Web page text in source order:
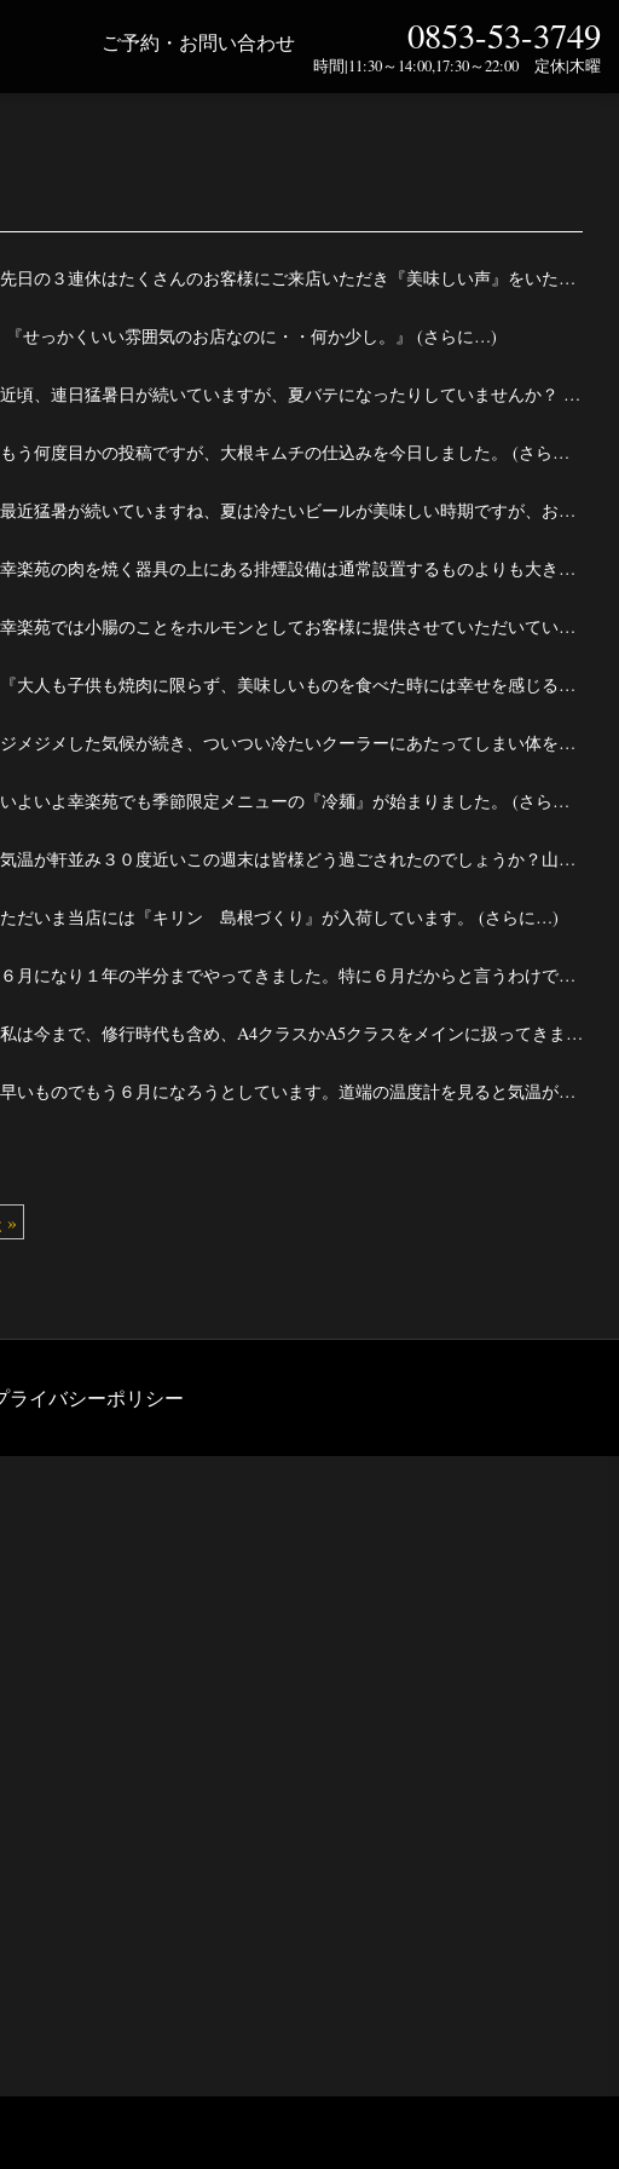
0853-53-3749
時間|11:30～14:00,17:30～22:00 定休|木曜
ご予約・お問い合わせ
先日の３連休はたくさんのお客様にご来店いただき『美味しい声』をいただきました。 (さらに…)
『せっかくいい雰囲気のお店なのに・・何か少し。』 (さらに…)
近頃、連日猛暑日が続いていますが、夏バテになったりしていませんか？ (さらに…)
もう何度目かの投稿ですが、大根キムチの仕込みを今日しました。 (さらに…)
最近猛暑が続いていますね、夏は冷たいビールが美味しい時期ですが、お隣韓国でもそれは一緒で冷たいビ...
幸楽苑の肉を焼く器具の上にある排煙設備は通常設置するものよりも大きいモーターを使用しています。 (...
幸楽苑では小腸のことをホルモンとしてお客様に提供させていただいています。 (さらに…)
『大人も子供も焼肉に限らず、美味しいものを食べた時には幸せを感じるものだよ。どんな国の、どんな偉...
ジメジメした気候が続き、ついつい冷たいクーラーにあたってしまい体を冷やす。 なんてことがある季...
いよいよ幸楽苑でも季節限定メニューの『冷麺』が始まりました。 (さらに…)
気温が軒並み３０度近いこの週末は皆様どう過ごされたのでしょうか？山歩きを楽しまれたり、お子様と連...
ただいま当店には『キリン 島根づくり』が入荷しています。 (さらに…)
６月になり１年の半分までやってきました。特に６月だからと言うわけではないのですが (さらに…)
私は今まで、修行時代も含め、A4クラスかA5クラスをメインに扱ってきました。一口にA4と言いましてもそ...
早いものでもう６月になろうとしています。道端の温度計を見ると気温が大体２２度前後になっています、...
»
ライバシーポリシー